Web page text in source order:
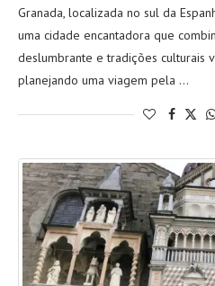
Granada, localizada no sul da
uma cidade encantadora que
deslumbrante e tradições culturais
planejando uma viagem pela …